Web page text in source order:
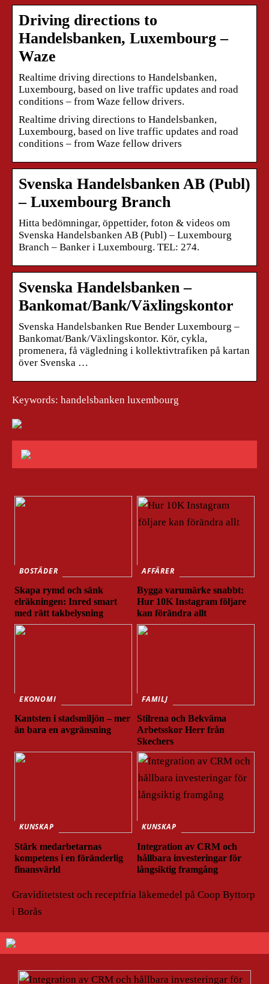
Driving directions to
Handelsbanken, Luxembourg –
Waze
Realtime driving directions to Handelsbanken,
Luxembourg, based on live traffic updates and road
conditions – from Waze fellow drivers.
Realtime driving directions to Handelsbanken,
Luxembourg, based on live traffic updates and road
conditions – from Waze fellow drivers
Svenska Handelsbanken AB (Publ)
– Luxembourg Branch
Hitta bedömningar, öppettider, foton & videos om
Svenska Handelsbanken AB (Publ) – Luxembourg
Branch – Banker i Luxembourg. TEL: 274.
Svenska Handelsbanken –
Bankomat/Bank/Växlingskontor
Svenska Handelsbanken Rue Bender Luxembourg –
Bankomat/Bank/Växlingskontor. Kör, cykla,
promenera, få vägledning i kollektivtrafiken på kartan
över Svenska …
Keywords: handelsbanken luxembourg
BOSTÄDER
Skapa rymd och sänk
elräkningen: Inred smart
med rätt takbelysning
AFFÄRER
Bygga varumärke snabbt:
Hur 10K Instagram följare
kan förändra allt
EKONOMI
Kantsten i stadsmiljön – mer
än bara en avgränsning
FAMILJ
Stilrena och Bekväma
Arbetsskor Herr från
Skechers
KUNSKAP
Stärk medarbetarnas
kompetens i en föränderlig
finansvärld
KUNSKAP
Integration av CRM och
hållbara investeringar för
långsiktig framgång
Graviditetstest och receptfria läkemedel på Coop Byttorp
i Borås